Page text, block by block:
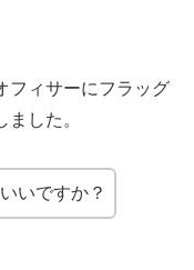
フィサーにフラッグ
した。
いですか？